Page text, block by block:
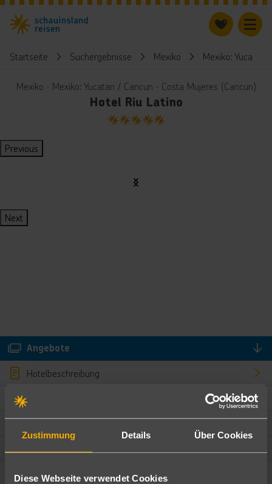
Zustimmung Details Über Cookies
Diese Webseite verwendet Cookies
Startseite Suchergebnisse Mexiko Mexiko: Yucatan
Mexiko ∙ Mexiko: Yucatan / Cancun ∙ Costa Mujeres (Cancun)
Hotel Riu Latino
5
Previous
Next
Angebote
Hotelbeschreibung
Bewertungen